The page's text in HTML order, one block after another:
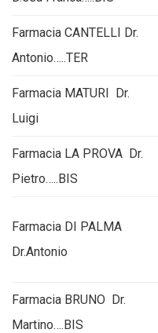
Farmacia CANTELLI Dr.
Antonio…..TER
Farmacia MATURI Dr.
Luigi
Farmacia LA PROVA Dr.
Pietro…..BIS
Farmacia DI PALMA
Dr.Antonio
Farmacia BRUNO Dr.
Martino….BIS